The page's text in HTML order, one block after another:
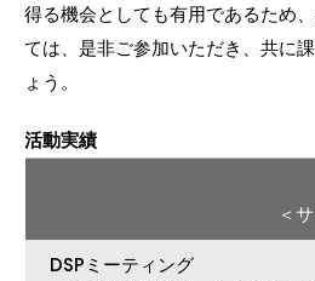
得る機会としても有用であるため
ては、是非ご参加いただき、共に
ょう。
活動実績
＜
DSPミーティング